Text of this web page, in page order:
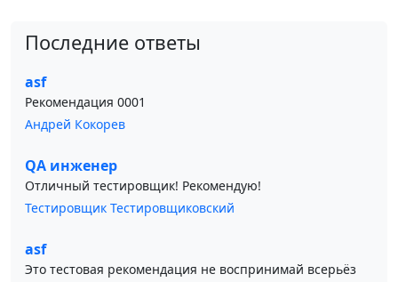
Последние ответы
asf
Рекомендация 0001
Андрей Кокорев
QA инженер
Отличный тестировщик! Рекомендую!
Тестировщик Тестировщиковский
asf
Это тестовая рекомендация не воспринимай всерьёз